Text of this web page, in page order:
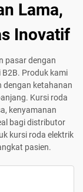
Lama,
Inovatif
pasar dengan
Produk kami
dengan ketahanan
Kursi roda
kenyamanan
bagi distributor
kursi roda elektrik
pasien.